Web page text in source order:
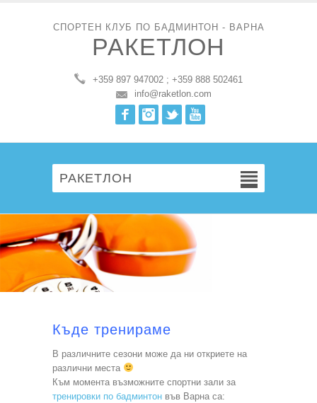
СПОРТЕН КЛУБ ПО БАДМИНТОН - ВАРНА
РАКЕТЛОН
+359 897 947002 ; +359 888 502461
info@raketlon.com
FacebookInstagram
Twitter
РАКЕТЛОН
Къде тренираме
В различните сезони може да ни откриете на
различни места
Към момента възможните спортни зали за
тренировки по бадминтон във Варна са: